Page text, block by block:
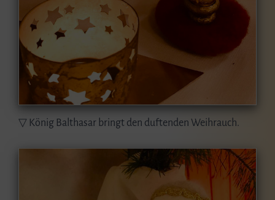
▽ König Balthasar bringt den duftenden Weihrauch.